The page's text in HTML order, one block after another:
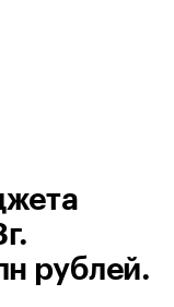
рублей.